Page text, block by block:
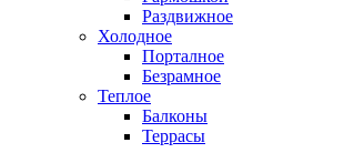
Раздвижное
Холодное
Порталное
Безрамное
Теплое
Балконы
Террасы